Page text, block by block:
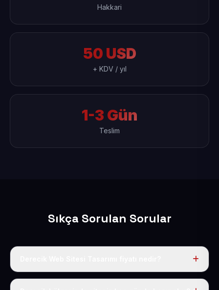
Hakkari
50 USD
+ KDV / yıl
1-3 Gün
Teslim
Sıkça Sorulan Sorular
Tek fiyat uygulanır: yıllık 50 USD + KDV. Bu bedele alan